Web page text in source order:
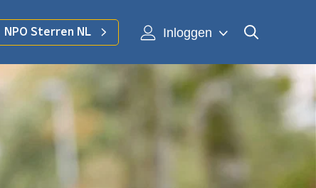
NPO Sterren NL Inloggen